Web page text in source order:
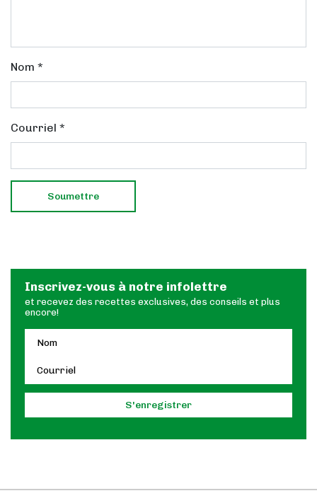
Nom *
Courriel *
Inscrivez-vous à notre infolettre
et recevez des recettes exclusives, des conseils et plus
encore!